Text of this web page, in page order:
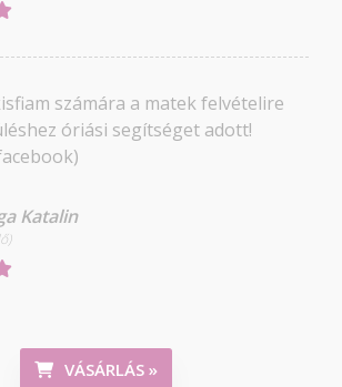
számára a matek felvételire
óriási segítséget adott!
Katalin
VÁSÁRLÁS »